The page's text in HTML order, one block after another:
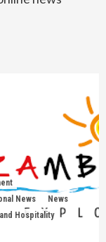
News
News
Hospitality